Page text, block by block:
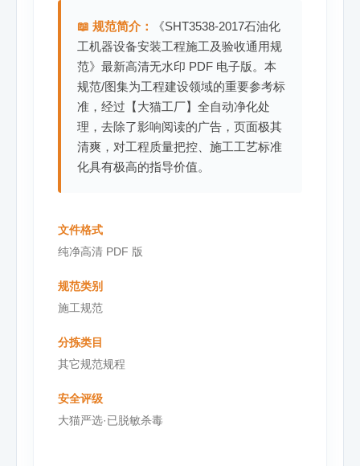
📖 规范简介：
《SHT3538-2017石油化
工机器设备安装工程施工及验收通用规
范》最新高清无水印 PDF 电子版。本
规范/图集为工程建设领域的重要参考标
准，经过【大猫工厂】全自动净化处
理，去除了影响阅读的广告，页面极其
清爽，对工程质量把控、施工工艺标准
化具有极高的指导价值。
文件格式
纯净高清 PDF 版
规范类别
施工规范
分拣类目
其它规范规程
安全评级
大猫严选·已脱敏杀毒